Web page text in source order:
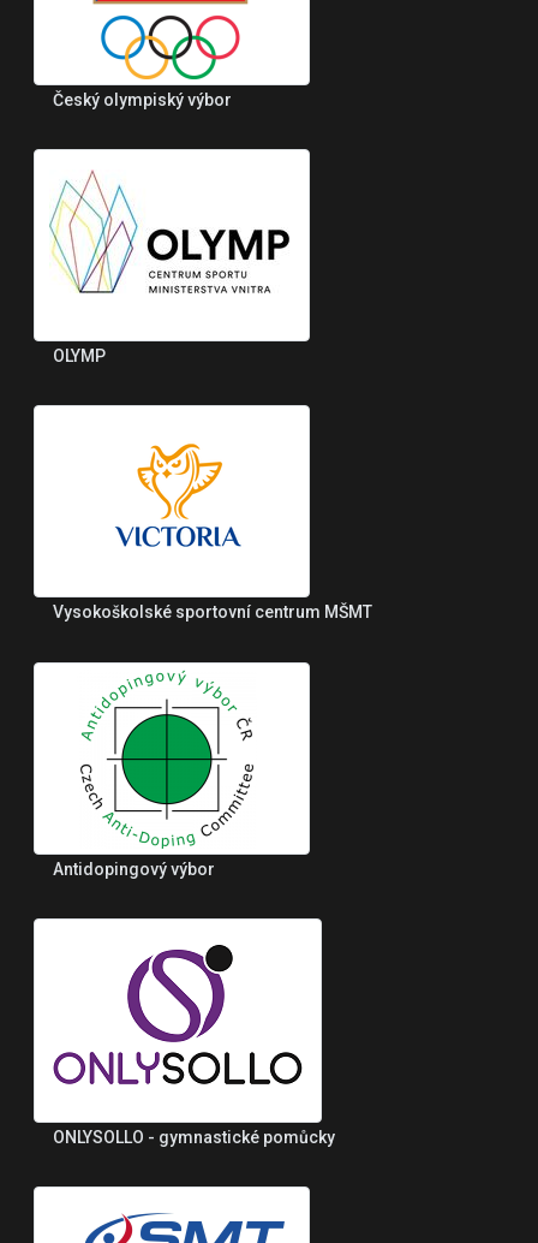
Český olympiský výbor
OLYMP
Vysokoškolské sportovní centrum MŠMT
Antidopingový výbor
ONLYSOLLO - gymnastické pomůcky